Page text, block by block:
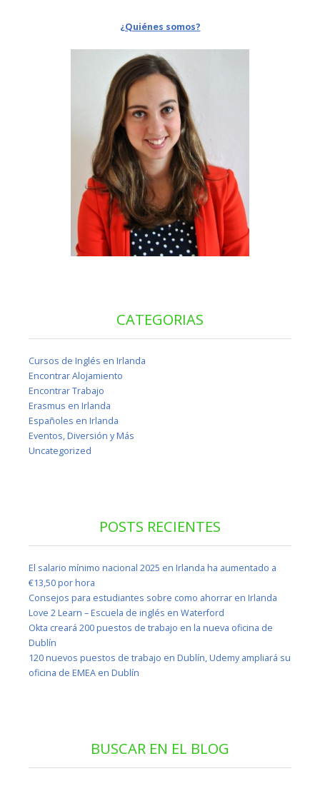
¿Quiénes somos?
CATEGORIAS
Cursos de Inglés en Irlanda
Encontrar Alojamiento
Encontrar Trabajo
Erasmus en Irlanda
Españoles en Irlanda
Eventos, Diversión y Más
Uncategorized
POSTS RECIENTES
El salario mínimo nacional 2025 en Irlanda ha aumentado a
€13,50 por hora
Consejos para estudiantes sobre como ahorrar en Irlanda
Love 2 Learn – Escuela de inglés en Waterford
Okta creará 200 puestos de trabajo en la nueva oficina de
Dublín
120 nuevos puestos de trabajo en Dublín, Udemy ampliará su
oficina de EMEA en Dublín
BUSCAR EN EL BLOG